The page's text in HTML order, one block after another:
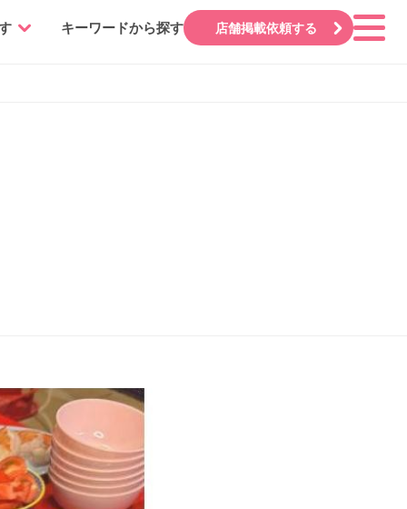
キーワードから探す 店舗掲載依頼する